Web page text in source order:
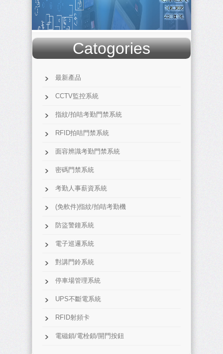
Catogories
最新產品
CCTV監控系統
指紋/拍咭考勤門禁系統
RFID拍咭門禁系統
面容辨識考勤門禁系統
密碼門禁系統
考勤人事薪資系統
(免軟件)指紋/拍咭考勤機
防盜警鐘系統
電子巡邏系統
對講門鈴系統
停車場管理系統
UPS不斷電系統
RFID射頻卡
電磁鎖/電栓鎖/開門按鈕